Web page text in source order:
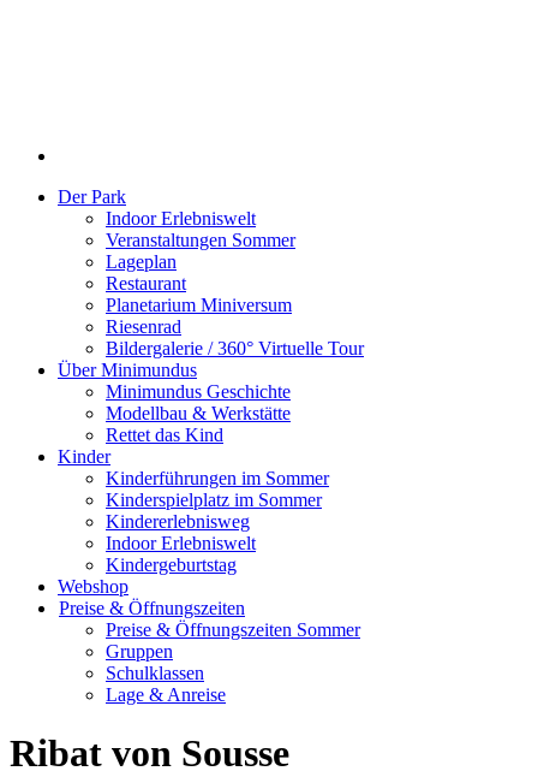
Der Park
Indoor Erlebniswelt
Veranstaltungen Sommer
Lageplan
Restaurant
Planetarium Miniversum
Riesenrad
Bildergalerie / 360° Virtuelle Tour
Über Minimundus
Minimundus Geschichte
Modellbau & Werkstätte
Rettet das Kind
Kinder
Kinderführungen im Sommer
Kinderspielplatz im Sommer
Kindererlebnisweg
Indoor Erlebniswelt
Kindergeburtstag
Webshop
Preise & Öffnungszeiten
Preise & Öffnungszeiten Sommer
Gruppen
Schulklassen
Lage & Anreise
Ribat von Sousse